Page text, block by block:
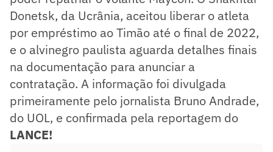
Donetsk, da Ucrânia, aceitou liberar o atleta
por empréstimo ao Timão até o final de 2022,
e o alvinegro paulista aguarda detalhes finais
na documentação para anunciar a
contratação. A informação foi divulgada
primeiramente pelo jornalista Bruno Andrade,
do UOL, e confirmada pela reportagem do
LANCE!